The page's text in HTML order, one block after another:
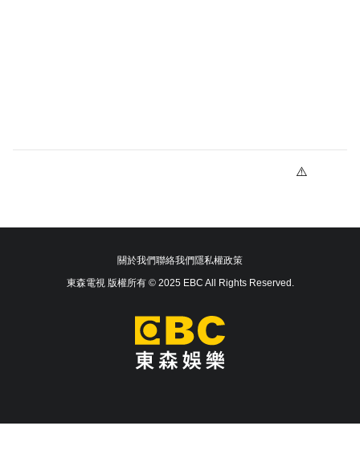
關於我們聯絡我們隱私權政策
東森電視 版權所有 © 2025 EBC All Rights Reserved.